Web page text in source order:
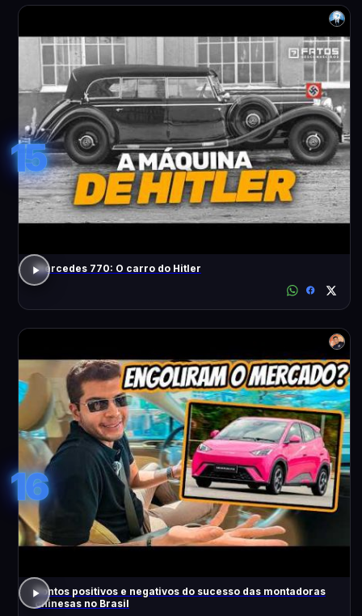
15
Mercedes 770: O carro do Hitler
16
Pontos positivos e negativos do sucesso das montadoras
chinesas no Brasil